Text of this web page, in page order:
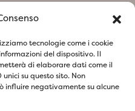
tecnologie come i cookie
del dispositivo. Il
di elaborare dati come il
su questo sito. Non
influire negativamente su alcune